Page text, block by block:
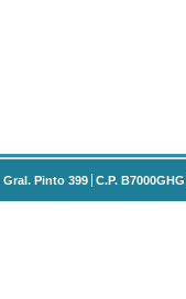
Gral. Pinto 399 C.P. B7000GHG